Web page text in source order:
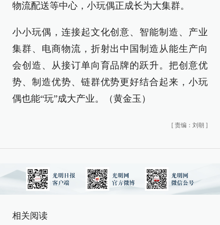
物流配送等中心，小玩偶正成长为大集群。
小小玩偶，连接起文化创意、智能制造、产业
集群、电商物流，折射出中国制造从能生产向
会创造、从接订单向育品牌的跃升。把创意优
势、制造优势、链群优势更好结合起来，小玩
偶也能“玩”成大产业。（黄金玉）
[ 责编：刘朝 ]
相关阅读